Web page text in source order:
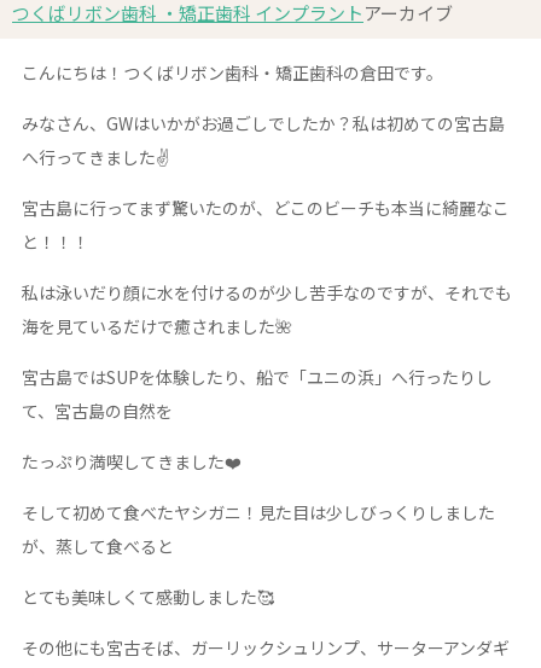
つくばリボン歯科 ・矯正歯科 インプラントアーカイブ
こんにちは！つくばリボン歯科・矯正歯科の倉田です。
みなさん、GWはいかがお過ごしでしたか？私は初めての宮古島
へ行ってきました✌️
宮古島に行ってまず驚いたのが、どこのビーチも本当に綺麗なこ
と！！！
私は泳いだり顔に水を付けるのが少し苦手なのですが、それでも
海を見ているだけで癒されました🌺
宮古島ではSUPを体験したり、船で「ユニの浜」へ行ったりし
て、宮古島の自然を
たっぷり満喫してきました❤️
そして初めて食べたヤシガニ！見た目は少しびっくりしました
が、蒸して食べると
とても美味しくて感動しました🥰
その他にも宮古そば、ガーリックシュリンプ、サーターアンダギ